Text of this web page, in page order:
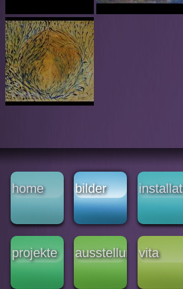
home bilder
projekte ausstellungen
vita